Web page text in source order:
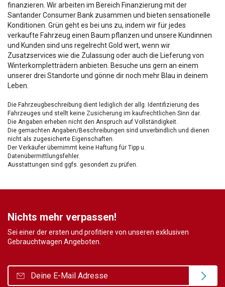
finanzieren. Wir arbeiten im Bereich Finanzierung mit der
Santander Consumer Bank zusammen und bieten sensationelle
Konditionen. Grün geht es bei uns zu, indem wir für jedes
verkaufte Fahrzeug einen Baum pflanzen und unsere Kundinnen
und Kunden sind uns regelrecht Gold wert, wenn wir
Zusatzservices wie die Zulassung oder auch die Lieferung von
Winterkompletträdern anbieten. Besuche uns gern an einem
unserer drei Standorte und gönne dir noch mehr Blau in deinem
Leben.
Die Fahrzeugbeschreibung dient lediglich der allg. Identifizierung des
Fahrzeuges und stellt keine Zusicherung im kaufrechtlichen Sinn dar.
Die Angaben erheben nicht den Anspruch auf Vollständigkeit.
Die gemachten Angaben/Beschreibungen sind unverbindlich und dienen
nicht als zugesicherte Eigenschaften.
Der Verkäufer übernimmt keine Haftung für Tipp u.
Datenübermittlungsfehler.
Ausstattungen sind ggfs. gesondert zu prüfen.
Nichts mehr verpassen!
Sei einer der ersten und profitiere von unseren exklusiven
Gebrauchtwagen Angeboten.